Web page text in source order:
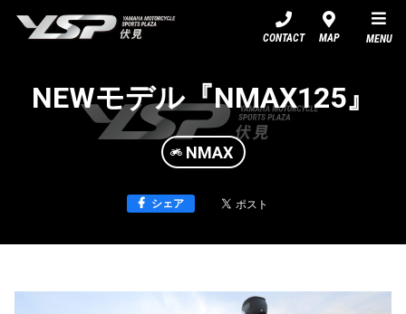
CONTACT MAP MENU
NEWモデル『NMAX125』
NMAX
シェア